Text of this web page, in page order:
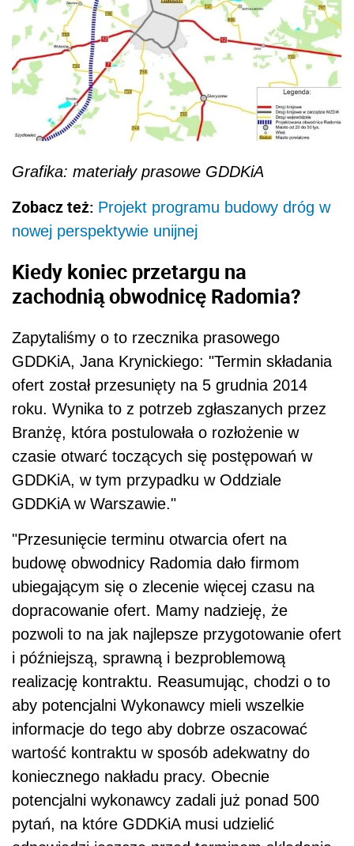
Grafika: materiały prasowe GDDKiA
Zobacz też: Projekt programu budowy dróg w
nowej perspektywie unijnej
Kiedy koniec przetargu na
zachodnią obwodnicę Radomia?
Zapytaliśmy o to rzecznika prasowego
GDDKiA, Jana Krynickiego: "Termin składania
ofert został przesunięty na 5 grudnia 2014
roku. Wynika to z potrzeb zgłaszanych przez
Branżę, która postulowała o rozłożenie w
czasie otwarć toczących się postępowań w
GDDKiA, w tym przypadku w Oddziale
GDDKiA w Warszawie."
"Przesunięcie terminu otwarcia ofert na
budowę obwodnicy Radomia dało firmom
ubiegającym się o zlecenie więcej czasu na
dopracowanie ofert. Mamy nadzieję, że
pozwoli to na jak najlepsze przygotowanie ofert
i późniejszą, sprawną i bezproblemową
realizację kontraktu. Reasumując, chodzi o to
aby potencjalni Wykonawcy mieli wszelkie
informacje do tego aby dobrze oszacować
wartość kontraktu w sposób adekwatny do
koniecznego nakładu pracy. Obecnie
potencjalni wykonawcy zadali już ponad 500
pytań, na które GDDKiA musi udzielić